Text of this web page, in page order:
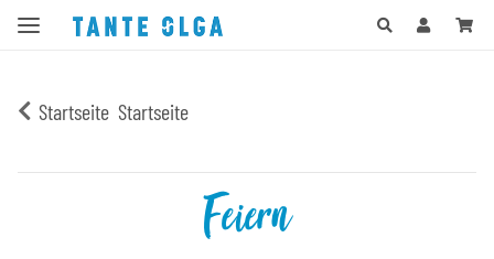
Startseite Startseite
Feiern